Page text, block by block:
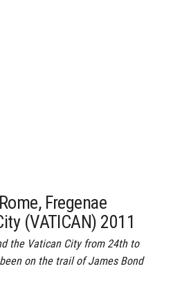
Fregenae
(VATICAN) 2011
the Vatican City from 24th to
on the trail of James Bond